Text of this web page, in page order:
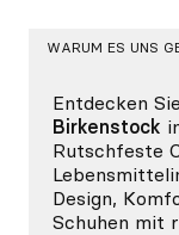
WARUM ES UNS
Entdecken
Birkenstock
Rutschfeste
Design,
Schuhen mit